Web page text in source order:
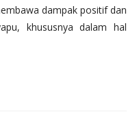
dampak positif dan
khususnya dalam hal